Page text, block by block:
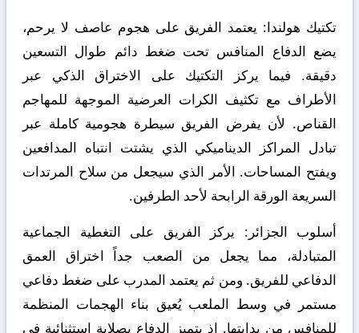
تكتيك هولندا: يعتمد الفريق على هجوم عاصف لا يرحم،
يضع الدفاع المنافس تحت ضغط دائم طوال التسعين
دقيقة. فيما يركز التكتيك على الاختراق الذكي عبر
الأطراف مع تكثيف الكرات العرضية الموجهة للمهاجم
القناص. لأن يفرض الفريق سيطرة هجومية كاملة عبر
تبادل المراكز الديناميكي الذي يشتت انتباه المدافعين
ويفتح المساحات. الأمر الذي سيجعل من سلاح المرتدات
السريعة الورقة الرابحة لأحد الطرفين.
أسلوب الجزائر: يركز الفريق على التغطية الجماعية
المتبادلة، مما يجعل من الصعب جداً اختراق العمق
الدفاعي للفريق. ومن ثم يعتمد المدرب على ضغط دفاعي
مستمر في وسط الملعب يُعيق بناء الهجمات المنظمة
للمنافس من بدايتها. إذ يتميز الدفاع بصلابة استثنائية في